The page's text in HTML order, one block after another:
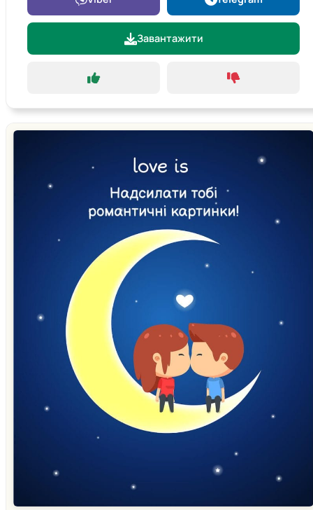
Завантажити